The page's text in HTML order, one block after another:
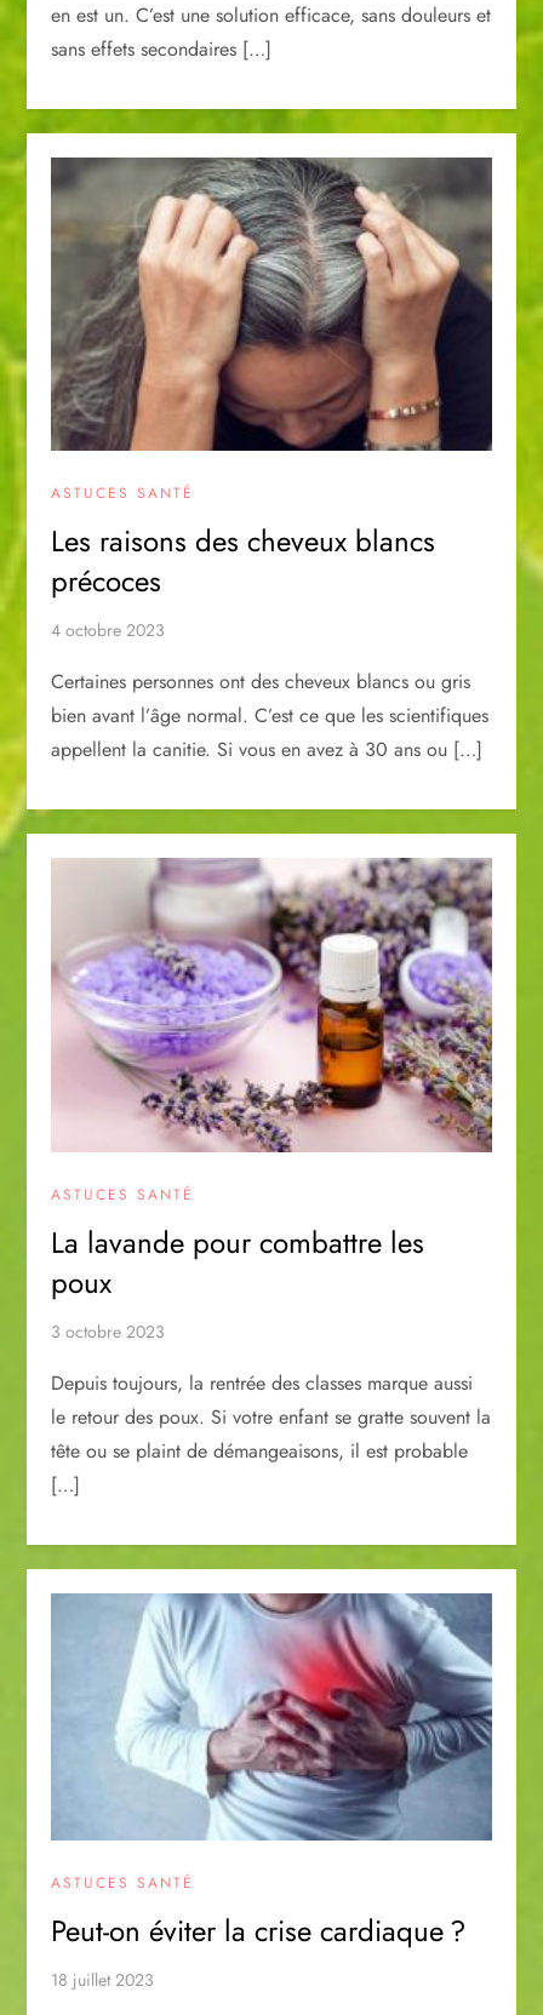
en est un. C’est une solution efficace, sans douleurs et
sans effets secondaires […]
ASTUCES SANTÉ
Les raisons des cheveux blancs
précoces
4 octobre 2023
Certaines personnes ont des cheveux blancs ou gris
bien avant l’âge normal. C’est ce que les scientifiques
appellent la canitie. Si vous en avez à 30 ans ou […]
ASTUCES SANTÉ
La lavande pour combattre les
poux
3 octobre 2023
Depuis toujours, la rentrée des classes marque aussi
le retour des poux. Si votre enfant se gratte souvent la
tête ou se plaint de démangeaisons, il est probable
[…]
ASTUCES SANTÉ
Peut-on éviter la crise cardiaque ?
18 juillet 2023